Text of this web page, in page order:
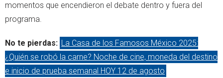
momentos que encendieron el debate dentro y fuera del
programa.
No te pierdas: La Casa de los Famosos México 2025:
¿Quién se robó la carne? Noche de cine, moneda del destino
e inicio de prueba semanal HOY 12 de agosto